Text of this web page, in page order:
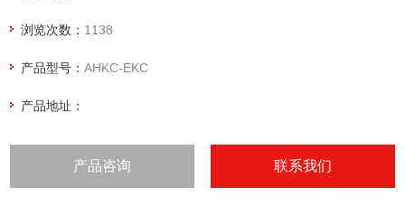
浏览次数： 1138
产品型号：AHKC-EKC
产品地址：
产品咨询 联系我们